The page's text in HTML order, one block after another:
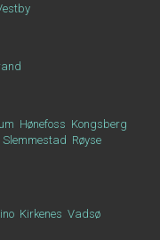
Hønefoss Kongsberg
Slemmestad Røyse
Kirkenes Vadsø